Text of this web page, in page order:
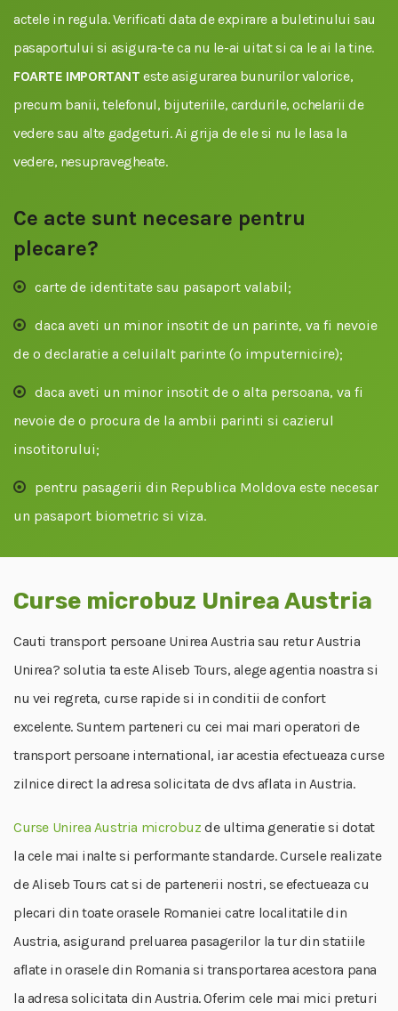
actele in regula. Verificati data de expirare a buletinului sau
pasaportului si asigura-te ca nu le-ai uitat si ca le ai la tine.
FOARTE IMPORTANT este asigurarea bunurilor valorice,
precum banii, telefonul, bijuteriile, cardurile, ochelarii de
vedere sau alte gadgeturi. Ai grija de ele si nu le lasa la
vedere, nesupravegheate.
Ce acte sunt necesare pentru
plecare?
carte de identitate sau pasaport valabil;
daca aveti un minor insotit de un parinte, va fi nevoie
de o declaratie a celuilalt parinte (o imputernicire);
daca aveti un minor insotit de o alta persoana, va fi
nevoie de o procura de la ambii parinti si cazierul
insotitorului;
pentru pasagerii din Republica Moldova este necesar
un pasaport biometric si viza.
Curse microbuz Unirea Austria
Cauti transport persoane Unirea Austria sau retur Austria
Unirea? solutia ta este Aliseb Tours, alege agentia noastra si
nu vei regreta, curse rapide si in conditii de confort
excelente. Suntem parteneri cu cei mai mari operatori de
transport persoane international, iar acestia efectueaza curse
zilnice direct la adresa solicitata de dvs aflata in Austria.
Curse Unirea Austria microbuz de ultima generatie si dotat
la cele mai inalte si performante standarde. Cursele realizate
de Aliseb Tours cat si de partenerii nostri, se efectueaza cu
plecari din toate orasele Romaniei catre localitatile din
Austria, asigurand preluarea pasagerilor la tur din statiile
aflate in orasele din Romania si transportarea acestora pana
la adresa solicitata din Austria. Oferim cele mai mici preturi